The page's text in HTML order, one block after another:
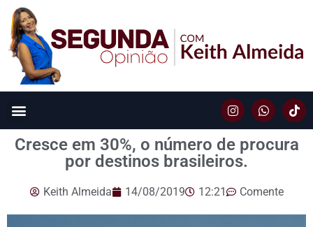
Cresce em 30%, o número de procura
por destinos brasileiros.
Keith Almeida 14/08/2019 12:21 Comente